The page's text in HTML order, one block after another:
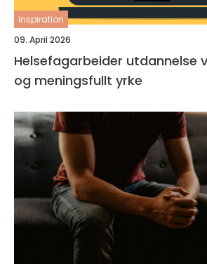
inspiration
09. April 2026
Helsefagarbeider utdannelse veien til et trygt
og meningsfullt yrke